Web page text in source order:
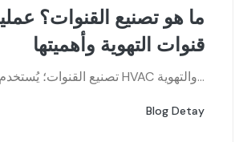
ما هو تصنيع القنوات؟
قنوات التهوية وأهميتها
تصنيع القنوات؛ يُستخدم في أنظمة HVAC والتهوية...
Blog Detay